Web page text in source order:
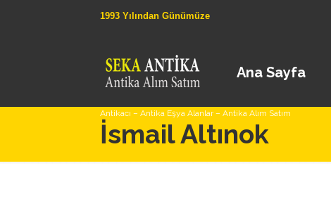
1993 Yılından Günümüze
Antikacı – Antika Eşya Alanlar – Antika Alım Satım
Ana Sayfa
İsmail Altınok